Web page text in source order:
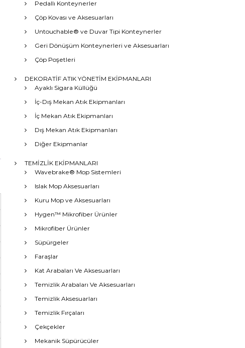
Pedallı Konteynerler
Çöp Kovası ve Aksesuarları
Untouchable® ve Duvar Tipi Konteynerler
Geri Dönüşüm Konteynerleri ve Aksesuarları
Çöp Poşetleri
DEKORATİF ATIK YÖNETİM EKİPMANLARI
Ayaklı Sigara Küllüğü
İç-Dış Mekan Atık Ekipmanları
İç Mekan Atık Ekipmanları
Dış Mekan Atık Ekipmanları
Diğer Ekipmanlar
TEMİZLİK EKİPMANLARI
Wavebrake® Mop Sistemleri
Islak Mop Aksesuarları
Kuru Mop ve Aksesuarları
Hygen™ Mikrofiber Ürünler
Mikrofiber Ürünler
Süpürgeler
Faraşlar
Kat Arabaları Ve Aksesuarları
Temizlik Arabaları Ve Aksesuarları
Temizlik Aksesuarları
Temizlik Fırçaları
Çekçekler
Mekanik Süpürücüler